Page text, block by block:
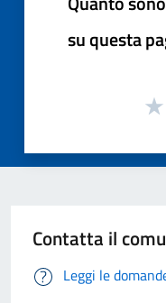
su questa
Contatta il
Leggi le